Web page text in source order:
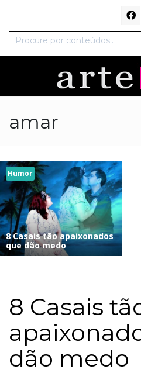
amar
Humor
8 Casais tão apaixonados
que dão medo
8 Casais
dão medo